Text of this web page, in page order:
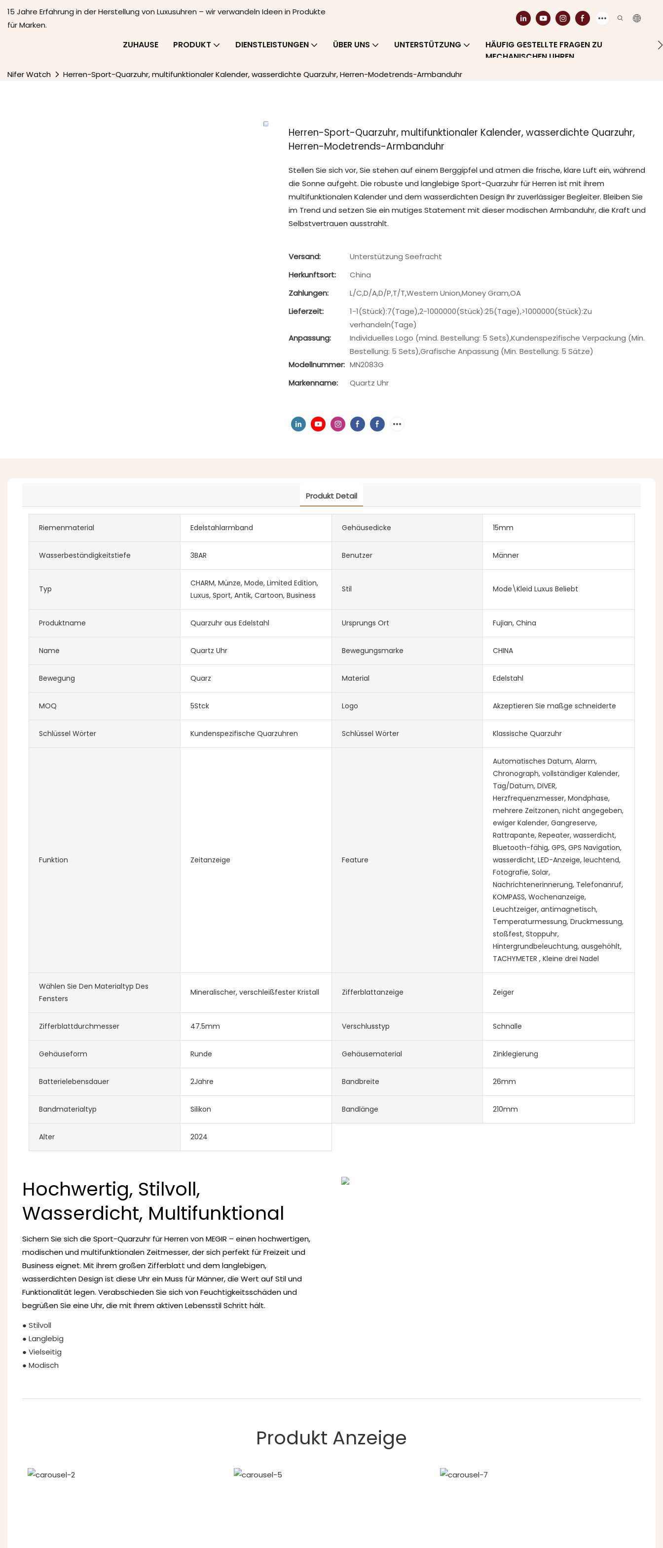
15 Jahre Erfahrung in der Herstellung von Luxusuhren – wir verwandeln Ideen in Produkte
für Marken.
ZUHAUSE PRODUKT DIENSTLEISTUNGEN ÜBER UNS UNTERSTÜTZUNG
HÄUFIG GESTELLTE FRAGEN ZU
MECHANISCHEN UHREN
Nifer Watch Herren-Sport-Quarzuhr, multifunktionaler Kalender, wasserdichte Quarzuhr, Herren-Modetrends-Armbanduhr
Herren-Sport-Quarzuhr, multifunktionaler Kalender, wasserdichte Quarzuhr,
Herren-Modetrends-Armbanduhr
Stellen Sie sich vor, Sie stehen auf einem Berggipfel und atmen die frische, klare Luft ein, während
die Sonne aufgeht. Die robuste und langlebige Sport-Quarzuhr für Herren ist mit ihrem
multifunktionalen Kalender und dem wasserdichten Design Ihr zuverlässiger Begleiter. Bleiben Sie
im Trend und setzen Sie ein mutiges Statement mit dieser modischen Armbanduhr, die Kraft und
Selbstvertrauen ausstrahlt.
Versand:
Unterstützung Seefracht
Herkunftsort:
China
Zahlungen:
L/C,D/A,D/P,T/T,Western Union,Money Gram,OA
Lieferzeit:
1-1(Stück):7(Tage),2-1000000(Stück):25(Tage),>1000000(Stück):Zu
verhandeln(Tage)
Anpassung:
Individuelles Logo (mind. Bestellung: 5 Sets),Kundenspezifische Verpackung (Min.
Bestellung: 5 Sets),Grafische Anpassung (Min. Bestellung: 5 Sätze)
Modellnummer: MN2083G
Markenname:
Quartz Uhr
Produkt Detail
Riemenmaterial Edelstahlarmband Gehäusedicke 15mm
Wasserbeständigkeitstiefe 3BAR Benutzer Männer
Typ
CHARM, Münze, Mode, Limited Edition,
Luxus, Sport, Antik, Cartoon, Business
Stil Mode\Kleid Luxus Beliebt
Produktname Quarzuhr aus Edelstahl Ursprungs Ort Fujian, China
Name Quartz Uhr Bewegungsmarke CHINA
Bewegung Quarz Material Edelstahl
MOQ 5Stck Logo Akzeptieren Sie maßge schneiderte
Schlüssel Wörter Kundenspezifische Quarzuhren Schlüssel Wörter Klassische Quarzuhr
Funktion Zeitanzeige Feature
Automatisches Datum, Alarm,
Chronograph, vollständiger Kalender,
Tag/Datum, DIVER,
Herzfrequenzmesser, Mondphase,
mehrere Zeitzonen, nicht angegeben,
ewiger Kalender, Gangreserve,
Rattrapante, Repeater, wasserdicht,
Bluetooth-fähig, GPS, GPS Navigation,
wasserdicht, LED-Anzeige, leuchtend,
Fotografie, Solar,
Nachrichtenerinnerung, Telefonanruf,
KOMPASS, Wochenanzeige,
Leuchtzeiger, antimagnetisch,
Temperaturmessung, Druckmessung,
stoßfest, Stoppuhr,
Hintergrundbeleuchtung, ausgehöhlt,
TACHYMETER , Kleine drei Nadel
Wählen Sie Den Materialtyp Des
Fensters
Mineralischer, verschleißfester Kristall Zifferblattanzeige Zeiger
Zifferblattdurchmesser 47.5mm Verschlusstyp Schnalle
Gehäuseform Runde Gehäusematerial Zinklegierung
Batterielebensdauer 2Jahre Bandbreite 26mm
Bandmaterialtyp Silikon Bandlänge 210mm
Alter 2024
Hochwertig, Stilvoll,
Wasserdicht, Multifunktional
Sichern Sie sich die Sport-Quarzuhr für Herren von MEGIR – einen hochwertigen,
modischen und multifunktionalen Zeitmesser, der sich perfekt für Freizeit und
Business eignet. Mit ihrem großen Zifferblatt und dem langlebigen,
wasserdichten Design ist diese Uhr ein Muss für Männer, die Wert auf Stil und
Funktionalität legen. Verabschieden Sie sich von Feuchtigkeitsschäden und
begrüßen Sie eine Uhr, die mit Ihrem aktiven Lebensstil Schritt hält.
● Stilvoll
● Langlebig
● Vielseitig
● Modisch
Produkt Anzeige